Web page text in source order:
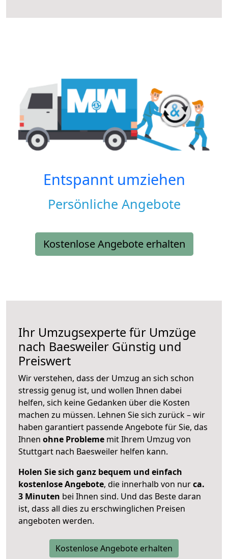
Entspannt umziehen
Persönliche Angebote
Kostenlose Angebote erhalten
Ihr Umzugsexperte für Umzüge
nach Baesweiler Günstig und
Preiswert
Wir verstehen, dass der Umzug an sich schon
stressig genug ist, und wollen Ihnen dabei
helfen, sich keine Gedanken über die Kosten
machen zu müssen. Lehnen Sie sich zurück – wir
haben garantiert passende Angebote für Sie, das
Ihnen ohne Probleme mit Ihrem Umzug von
Stuttgart nach Baesweiler helfen kann.
Holen Sie sich ganz bequem und einfach
kostenlose Angebote, die innerhalb von nurca.
3 Minuten bei Ihnen sind. Und das Beste daran
ist, dass all dies zu erschwinglichen Preisen
angeboten werden.
Kostenlose Angebote erhalten